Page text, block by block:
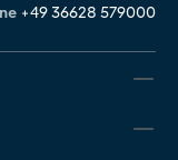
+49 36628 579000